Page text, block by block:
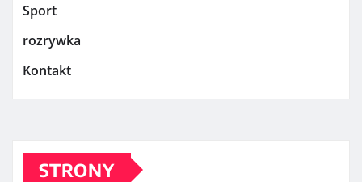
Sport
rozrywka
Kontakt
STRONY